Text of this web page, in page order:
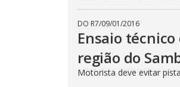
DO R7/09/01/2016
Ensaio
região do
Motorista deve evitar